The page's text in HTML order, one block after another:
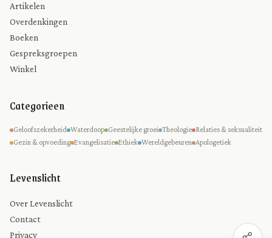
Artikelen
Overdenkingen
Boeken
Gespreksgroepen
Winkel
Categorieen
Geloofszekerheid Waterdoop Geestelijke groei Theologie Relaties & seksualiteit
Gezin & opvoeding Evangelisatie Ethiek Wereldgebeuren Apologetiek
Levenslicht
Over Levenslicht
Contact
Privacy